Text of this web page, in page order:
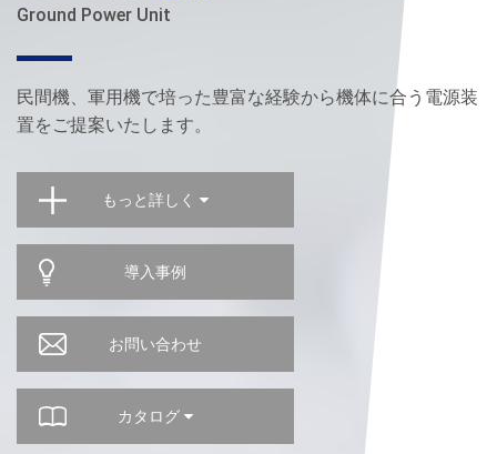
Ground Power Unit
民間機、軍用機で培った豊富な経験から機体に合う電源装
置をご提案いたします。
もっと詳しく
導入事例
お問い合わせ
カタログ